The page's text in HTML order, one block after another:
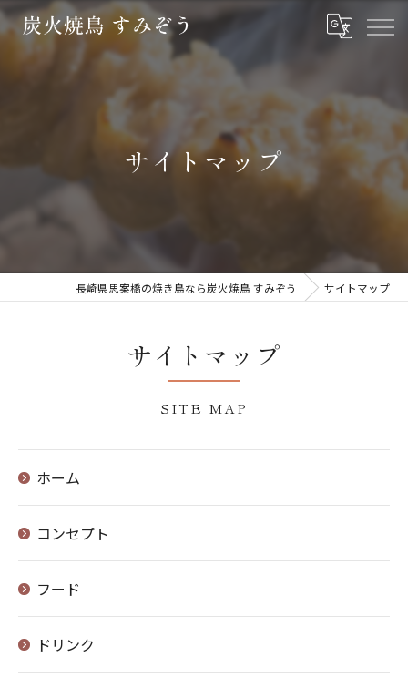
サイトマップ
長崎県思案橋の焼き鳥なら炭火焼鳥 すみぞう サイトマップ
SITE MAP
サイトマップ
ホーム
コンセプト
フード
ドリンク